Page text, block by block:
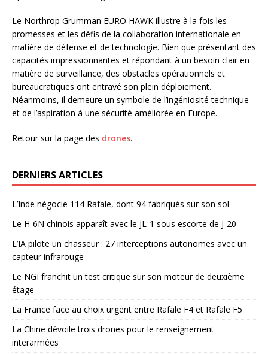
Le Northrop Grumman EURO HAWK illustre à la fois les
promesses et les défis de la collaboration internationale en
matière de défense et de technologie. Bien que présentant des
capacités impressionnantes et répondant à un besoin clair en
matière de surveillance, des obstacles opérationnels et
bureaucratiques ont entravé son plein déploiement.
Néanmoins, il demeure un symbole de l’ingéniosité technique
et de l’aspiration à une sécurité améliorée en Europe.
Retour sur la page des drones.
DERNIERS ARTICLES
L’Inde négocie 114 Rafale, dont 94 fabriqués sur son sol
Le H-6N chinois apparaît avec le JL-1 sous escorte de J-20
L’IA pilote un chasseur : 27 interceptions autonomes avec un
capteur infrarouge
Le NGI franchit un test critique sur son moteur de deuxième
étage
La France face au choix urgent entre Rafale F4 et Rafale F5
La Chine dévoile trois drones pour le renseignement
interarmées